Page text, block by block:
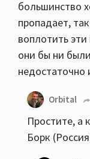
большинство
пропадает,
воплотить
они бы ни
недостаточно
Orbital
Простите, а
Борк